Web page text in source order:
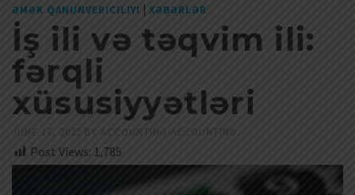
ƏMƏK QANUNVERICILIYI | XƏBƏRLƏR
İş ili və təqvim ili:
fərqli
xüsusiyyətləri
JUNE 17, 2022 BY ACCOUNTING ACCOUNTING
Post Views: 1,785